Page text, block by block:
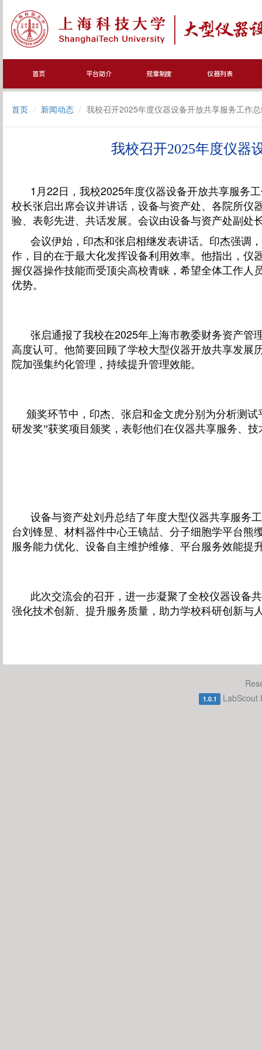
首页 平台简介 规章制度 仪器列表
首页 新闻动态 我校召开2025年度仪器设备开放共享服务工作
我校召开2025年度仪器
1月22日，我校2025年度仪器设备开放共享服务
校长张启出席会议并讲话，设备与资产处、各院所
验、表彰先进、共话发展。会议由设备与资产处副处
会议伊始，印杰和张启相继发表讲话。印杰强调
作，目的在于最大化发挥设备利用效率。他指出，
握仪器操作技能而受顶尖高校青睐，希望全体工作
优势。
张启通报了我校在2025年上海市教委财务资产管
高度认可。他简要回顾了学校大型仪器开放共享发
院加强集约化管理，持续提升管理效能。
颁奖环节中，印杰、张启和金文虎分别为分析测试
研发奖”获奖项目颁奖，表彰他们在仪器共享服务、
设备与资产处刘丹总结了年度大型仪器共享服务
台刘锋昱、材料器件中心王镜喆、分子细胞学平台熊
服务能力优化、设备自主维护维修、平台服务效能提
此次交流会的召开，进一步凝聚了全校仪器设备
强化技术创新、提升服务质量，助力学校科研创新与
1.0.1 LabScout